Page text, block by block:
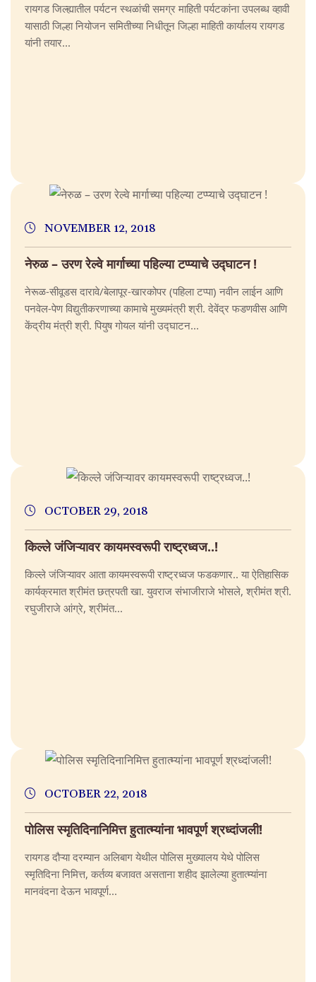
रायगड जिल्ह्यातील पर्यटन स्थळांची समग्र माहिती पर्यटकांना उपलब्ध व्हावी
यासाठी जिल्हा नियोजन समितीच्या निधीतून जिल्हा माहिती कार्यालय रायगड
यांनी तयार...
NOVEMBER 12, 2018
नेरुळ – उरण रेल्वे मार्गाच्या पहिल्या टप्प्याचे उद्घाटन !
नेरूळ-सीवूडस दारावे/बेलापूर-खारकोपर (पहिला टप्पा) नवीन लाईन आणि
पनवेल-पेण विद्युतीकरणाच्या कामाचे मुख्यमंत्री श्री. देवेंद्र फडणवीस आणि
केंद्रीय मंत्री श्री. पियुष गोयल यांनी उद्घाटन...
OCTOBER 29, 2018
किल्ले जंजिऱ्यावर कायमस्वरूपी राष्ट्रध्वज..!
किल्ले जंजिऱ्यावर आता कायमस्वरूपी राष्ट्रध्वज फडकणार.. या ऐतिहासिक
कार्यक्रमात श्रीमंत छत्रपती खा. युवराज संभाजीराजे भोसले, श्रीमंत श्री.
रघुजीराजे आंग्रे, श्रीमंत...
OCTOBER 22, 2018
पोलिस स्मृतिदिनानिमित्त हुतात्म्यांना भावपूर्ण श्रध्दांजली!
रायगड दौऱ्या दरम्यान अलिबाग येथील पोलिस मुख्यालय येथे पोलिस
स्मृतिदिना निमित्त, कर्तव्य बजावत असताना शहीद झालेल्या हुतात्म्यांना
मानवंदना देऊन भावपूर्ण...